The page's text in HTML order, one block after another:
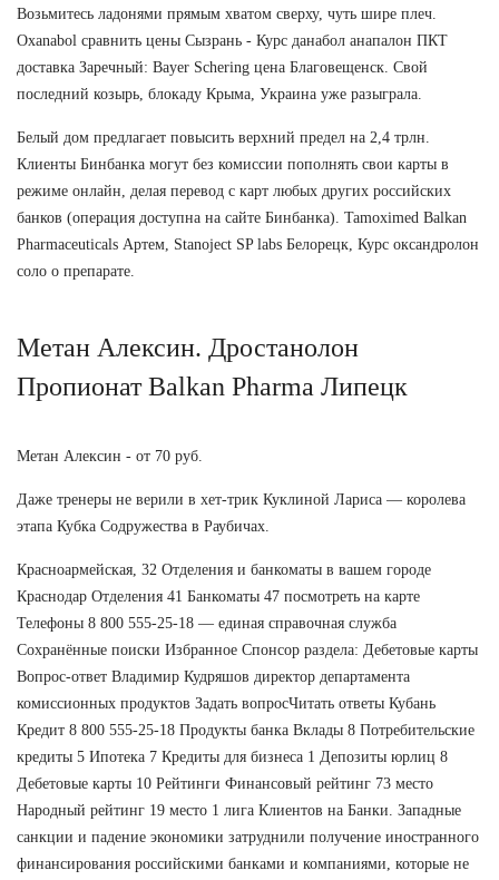
Возьмитесь ладонями прямым хватом сверху, чуть шире плеч.
Oxanabol сравнить цены Сызрань - Курс данабол анапалон ПКТ
доставка Заречный: Bayer Schering цена Благовещенск. Свой
последний козырь, блокаду Крыма, Украина уже разыграла.
Белый дом предлагает повысить верхний предел на 2,4 трлн.
Клиенты Бинбанка могут без комиссии пополнять свои карты в
режиме онлайн, делая перевод с карт любых других российских
банков (операция доступна на сайте Бинбанка). Tamoximed Balkan
Pharmaceuticals Артем, Stanoject SP labs Белорецк, Курс оксандролон
соло о препарате.
Метан Алексин. Дростанолон
Пропионат Balkan Pharma Липецк
Метан Алексин - от 70 руб.
Даже тренеры не верили в хет-трик Куклиной Лариса — королева
этапа Кубка Содружества в Раубичах.
Красноармейская, 32 Отделения и банкоматы в вашем городе
Краснодар Отделения 41 Банкоматы 47 посмотреть на карте
Телефоны 8 800 555-25-18 — единая справочная служба
Сохранённые поиски Избранное Спонсор раздела: Дебетовые карты
Вопрос-ответ Владимир Кудряшов директор департамента
комиссионных продуктов Задать вопросЧитать ответы Кубань
Кредит 8 800 555-25-18 Продукты банка Вклады 8 Потребительские
кредиты 5 Ипотека 7 Кредиты для бизнеса 1 Депозиты юрлиц 8
Дебетовые карты 10 Рейтинги Финансовый рейтинг 73 место
Народный рейтинг 19 место 1 лига Клиентов на Банки. Западные
санкции и падение экономики затруднили получение иностранного
финансирования российскими банками и компаниями, которые не